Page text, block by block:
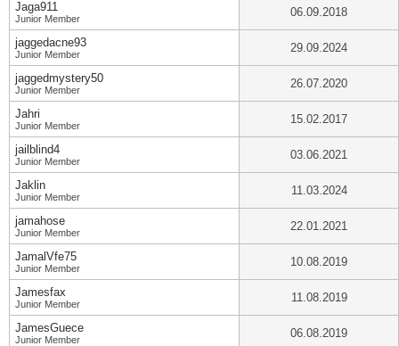
Jaga911
Junior Member 06.09.2018
jaggedacne93
Junior Member 29.09.2024
jaggedmystery50
Junior Member 26.07.2020
Jahri
Junior Member 15.02.2017
jailblind4
Junior Member 03.06.2021
Jaklin
Junior Member 11.03.2024
jamahose
Junior Member 22.01.2021
JamalVfe75
Junior Member 10.08.2019
Jamesfax
Junior Member 11.08.2019
JamesGuece
Junior Member 06.08.2019